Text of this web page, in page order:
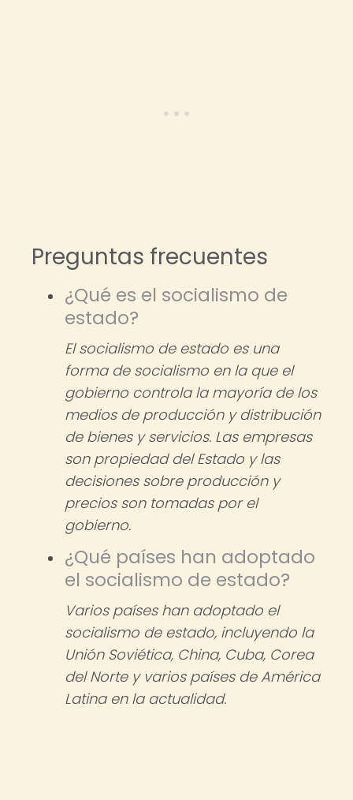
Preguntas frecuentes
¿Qué es el socialismo de
estado?
El socialismo de estado es una
forma de socialismo en la que el
gobierno controla la mayoría de los
medios de producción y distribución
de bienes y servicios. Las empresas
son propiedad del Estado y las
decisiones sobre producción y
precios son tomadas por el
gobierno.
¿Qué países han adoptado
el socialismo de estado?
Varios países han adoptado el
socialismo de estado, incluyendo la
Unión Soviética, China, Cuba, Corea
del Norte y varios países de América
Latina en la actualidad.